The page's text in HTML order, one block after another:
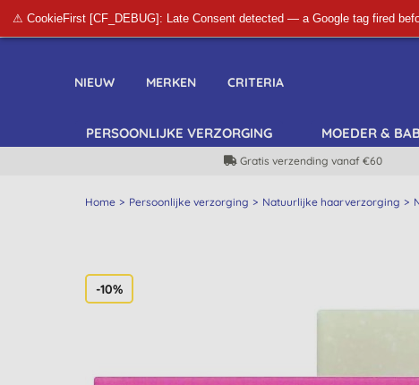
⚠ CookieFirst [CF_DEBUG]: Late Consent detected — a Google tag fired
NIEUW MERKEN CRITERIA
PERSOONLIJKE VERZORGING MOEDER &
Gratis verzending vanaf €60
Home Persoonlijke verzorging Natuurlijke haarverzorging
-10%